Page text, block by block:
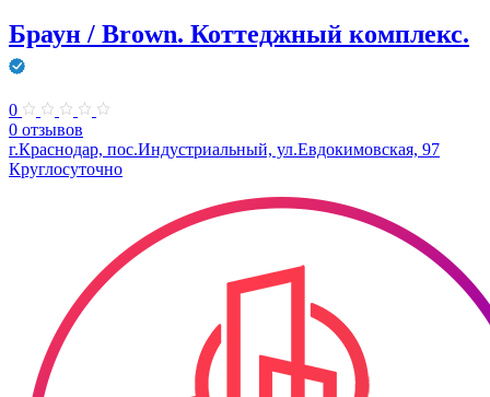
Браун / Brown. Коттеджный комплекс.
0
0 отзывов
г.Краснодар, пос.Индустриальный, ул.Евдокимовская, 97
Круглосуточно